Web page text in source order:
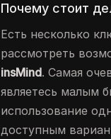
Почему стоит
Есть несколько
рассмотреть
insMind. Самая
являетесь малым
использование
доступным